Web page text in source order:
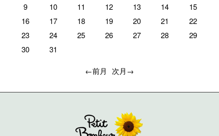
9
10 11 12 13 14
15
16
17 18 19 20 21
22
23
24 25 26 27 28
29
30
31
←前月 次月→